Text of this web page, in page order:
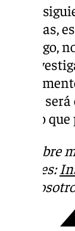
Al día
andadas,
embargo,
las
Eso sí,
suceso
Descubre
sociales:
con